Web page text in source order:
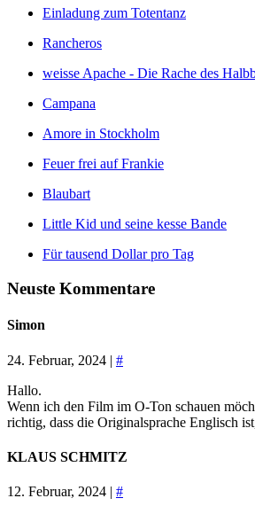
Einladung zum Totentanz
Rancheros
weisse Apache - Die Rache des
Campana
Amore in Stockholm
Feuer frei auf Frankie
Blaubart
Little Kid und seine kesse Bande
Für tausend Dollar pro Tag
Neuste Kommentare
Simon
24. Februar, 2024 | #
Hallo.
Wenn ich den Film im O-Ton schauen
richtig, dass die Originalsprache Englisch
KLAUS SCHMITZ
12. Februar, 2024 | #